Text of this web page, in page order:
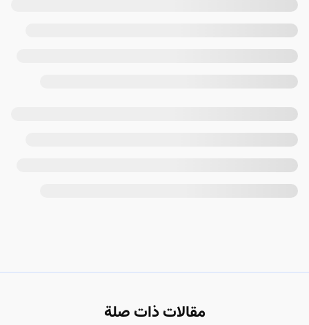
مقالات ذات صلة